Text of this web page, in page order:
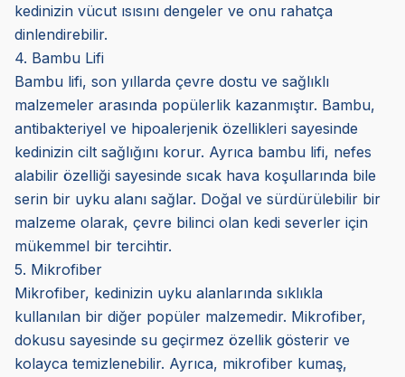
kedinizin vücut ısısını dengeler ve onu rahatça
dinlendirebilir.
4. Bambu Lifi
Bambu lifi, son yıllarda çevre dostu ve sağlıklı
malzemeler arasında popülerlik kazanmıştır. Bambu,
antibakteriyel ve hipoalerjenik özellikleri sayesinde
kedinizin cilt sağlığını korur. Ayrıca bambu lifi, nefes
alabilir özelliği sayesinde sıcak hava koşullarında bile
serin bir uyku alanı sağlar. Doğal ve sürdürülebilir bir
malzeme olarak, çevre bilinci olan kedi severler için
mükemmel bir tercihtir.
5. Mikrofiber
Mikrofiber, kedinizin uyku alanlarında sıklıkla
kullanılan bir diğer popüler malzemedir. Mikrofiber,
dokusu sayesinde su geçirmez özellik gösterir ve
kolayca temizlenebilir. Ayrıca, mikrofiber kumaş,